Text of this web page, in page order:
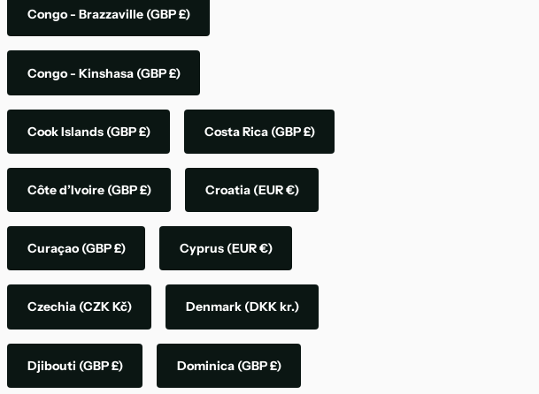
Congo - Brazzaville (GBP £)
Congo - Kinshasa (GBP £)
Cook Islands (GBP £) Costa Rica (GBP £)
Côte d’Ivoire (GBP £) Croatia (EUR €)
Curaçao(GBP £) Cyprus (EUR €)
Czechia (CZK Kč) Denmark (DKK kr.)
Djibouti (GBP £) Dominica (GBP £)